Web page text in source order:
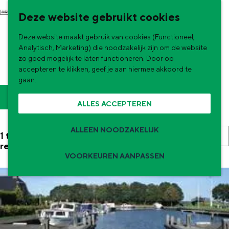
Deze website gebruikt cookies
Deze website maakt gebruik van cookies (Functioneel,
Analytisch, Marketing) die noodzakelijk zijn om de website
zo goed mogelijk te laten functioneren. Door op
accepteren te klikken, geef je aan hiermee akkoord te
gaan.
ALLES ACCEPTEREN
ALLEEN NOODZAKELIJK
VOORKEUREN AANPASSEN
G
h
m
e
p
a
Uitagenda
Nieuwe winkels & horeca in de stad
Zomervakantie tips
De zomervakantie is begonnen! Dit zijn
de leukste uitjes voor kinderen in Stad en
Ommeland voor deze zomervakantie.
OVERNACHTEN AAN HET
WATER
a
t
z
o
e
k
o
t
e
r
o
p
1 t/m 24 van 36
resultaten
S
o
r
e
e